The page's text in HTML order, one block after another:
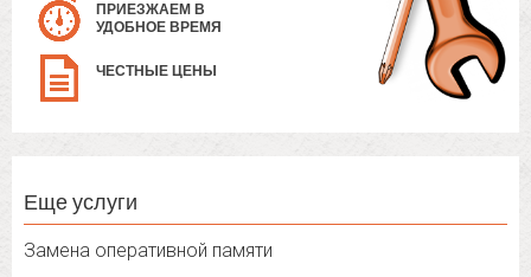
ПРИЕЗЖАЕМ В
УДОБНОЕ ВРЕМЯ
ЧЕСТНЫЕ ЦЕНЫ
Еще услуги
Замена оперативной памяти